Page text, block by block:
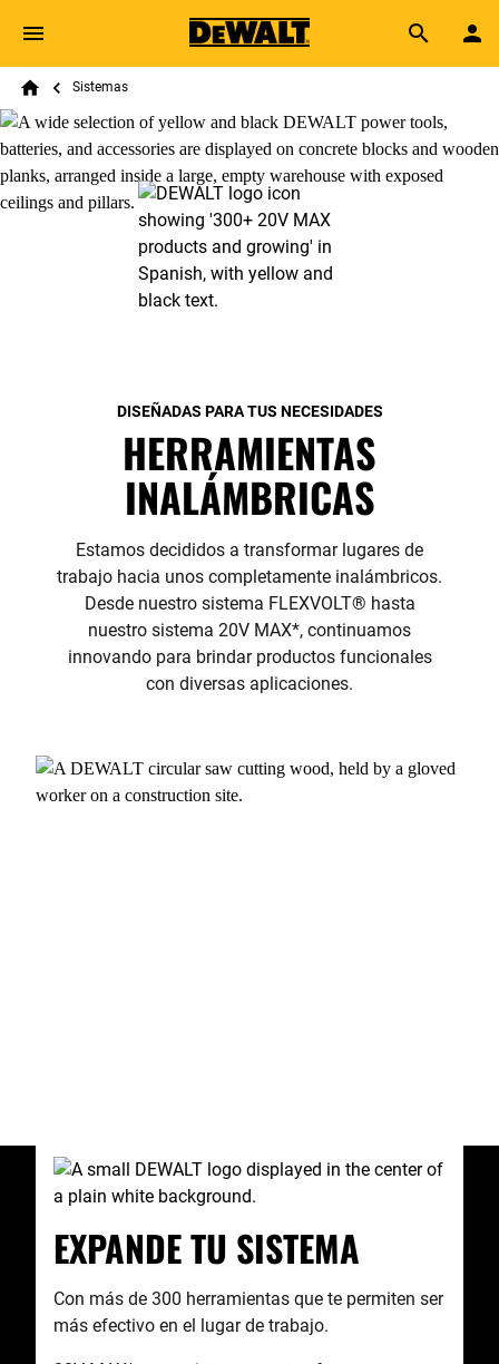
Skip to main content
Search
Breadcrumb
Sistemas
DISEÑADAS PARA TUS NECESIDADES
HERRAMIENTAS
INALÁMBRICAS
Estamos decididos a transformar lugares de
trabajo hacia unos completamente inalámbricos.
Desde nuestro sistema FLEXVOLT® hasta
nuestro sistema 20V MAX*, continuamos
innovando para brindar productos funcionales
con diversas aplicaciones.
EXPANDE TU SISTEMA
Con más de 300 herramientas que te permiten ser
más efectivo en el lugar de trabajo.